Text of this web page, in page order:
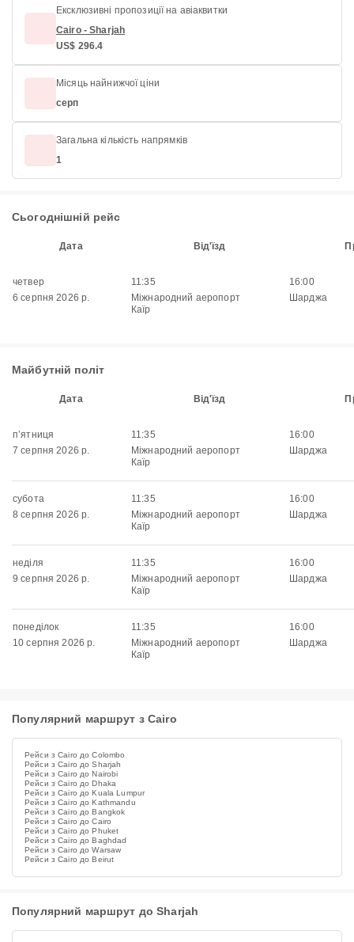
Ексклюзивні пропозиції на авіаквитки
Cairo - Sharjah
US$ 296.4
Місяць найнижчої ціни
серп
Загальна кількість напрямків
1
Сьогоднішній рейс
Дата Від'їзд
четвер
6 серпня 2026 р.
11:35
Міжнародний аеропорт
Каїр
16:00
Шарджа
Майбутній політ
Дата Від'їзд
пʼятниця
7 серпня 2026 р.
11:35
Міжнародний аеропорт
Каїр
16:00
Шарджа
субота
8 серпня 2026 р.
11:35
Міжнародний аеропорт
Каїр
16:00
Шарджа
неділя
9 серпня 2026 р.
11:35
Міжнародний аеропорт
Каїр
16:00
Шарджа
понеділок
10 серпня 2026 р.
11:35
Міжнародний аеропорт
Каїр
16:00
Шарджа
Популярний маршрут з Cairo
Рейси з Cairo до Colombo
Рейси з Cairo до Sharjah
Рейси з Cairo до Nairobi
Рейси з Cairo до Dhaka
Рейси з Cairo до Kuala Lumpur
Рейси з Cairo до Kathmandu
Рейси з Cairo до Bangkok
Рейси з Cairo до Cairo
Рейси з Cairo до Phuket
Рейси з Cairo до Baghdad
Рейси з Cairo до Warsaw
Рейси з Cairo до Beirut
Популярний маршрут до Sharjah